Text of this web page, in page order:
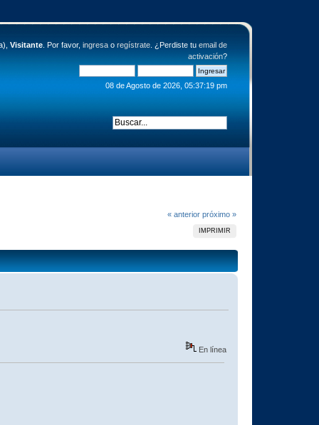
Visitante. Por favor, ingresao regístrate. ¿Perdiste tu email de
activación?
08 de Agosto de 2026, 05:37:19 pm
« anterior próximo »
IMPRIMIR
En línea